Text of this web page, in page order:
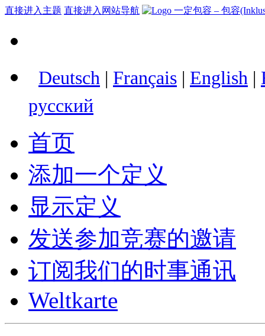
直接进入主题 直接进入网站导航
Deutsch | Français | English |
русский
首页
添加一个定义
显示定义
发送参加竞赛的邀请
订阅我们的时事通讯
Weltkarte